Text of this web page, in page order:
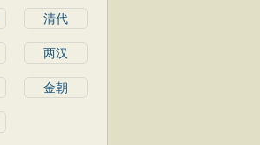
清代
两汉
金朝